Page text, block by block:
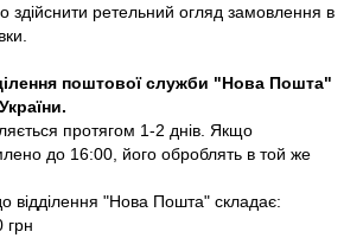
здійснити ретельний огляд замовлення в
поштової служби "Нова Пошта"
протягом 1-2 днів. Якщо
до 16:00, його оброблять в той же
відділення "Нова Пошта" складає:
грн